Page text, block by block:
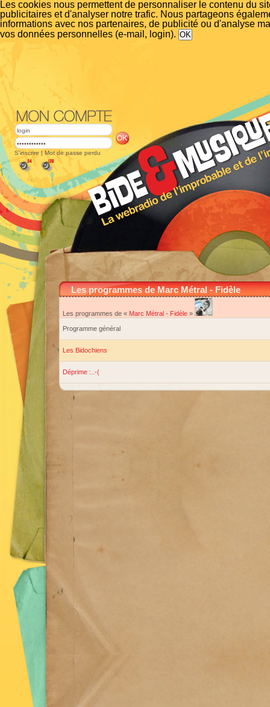
Les cookies nous permettent de personnaliser le contenu du
publicitaires et d'analyser notre trafic. Nous partageons
informations avec nos partenaires, de publicité ou d'analyse
vos données personnelles (e-mail, login).
S'inscrire | Mot de passe perdu
Les programmes de Marc Métral - Fidèle
Les programmes de « Marc Métral - Fidèle »
Programme général
Les Bidochiens
Déprime :..-(